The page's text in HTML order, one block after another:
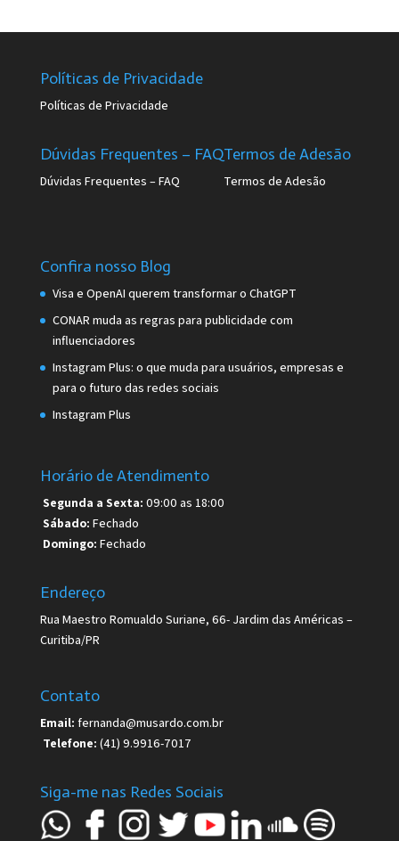
Políticas de Privacidade
Políticas de Privacidade
Dúvidas Frequentes – FAQ
Dúvidas Frequentes – FAQ
Termos de Adesão
Termos de Adesão
Confira nosso Blog
Visa e OpenAI querem transformar o ChatGPT
CONAR muda as regras para publicidade com
influenciadores
Instagram Plus: o que muda para usuários, empresas e
para o futuro das redes sociais
Instagram Plus
Horário de Atendimento
Segunda a Sexta: 09:00 as 18:00
Sábado: Fechado
Domingo: Fechado
Endereço
Rua Maestro Romualdo Suriane, 66- Jardim das Américas –
Curitiba/PR
Contato
Email: fernanda@musardo.com.br
Telefone: (41) 9.9916-7017
Siga-me nas Redes Sociais